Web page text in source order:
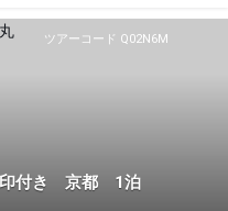
ツアーコード Q02N6M
印付き 京都 1泊